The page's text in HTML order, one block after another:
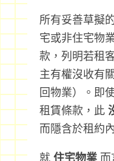
所有妥善草擬
宅或非住宅物
款，列明若租
主有權沒收有
回物業）。即
租賃條款，此
而隱含於租約
就 住宅物業而